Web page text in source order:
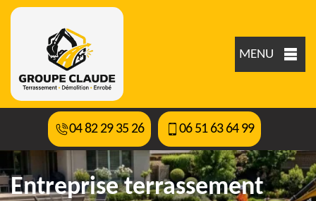
MENU
04 82 29 35 26 06 51 63 64 99
Entreprise terrassement